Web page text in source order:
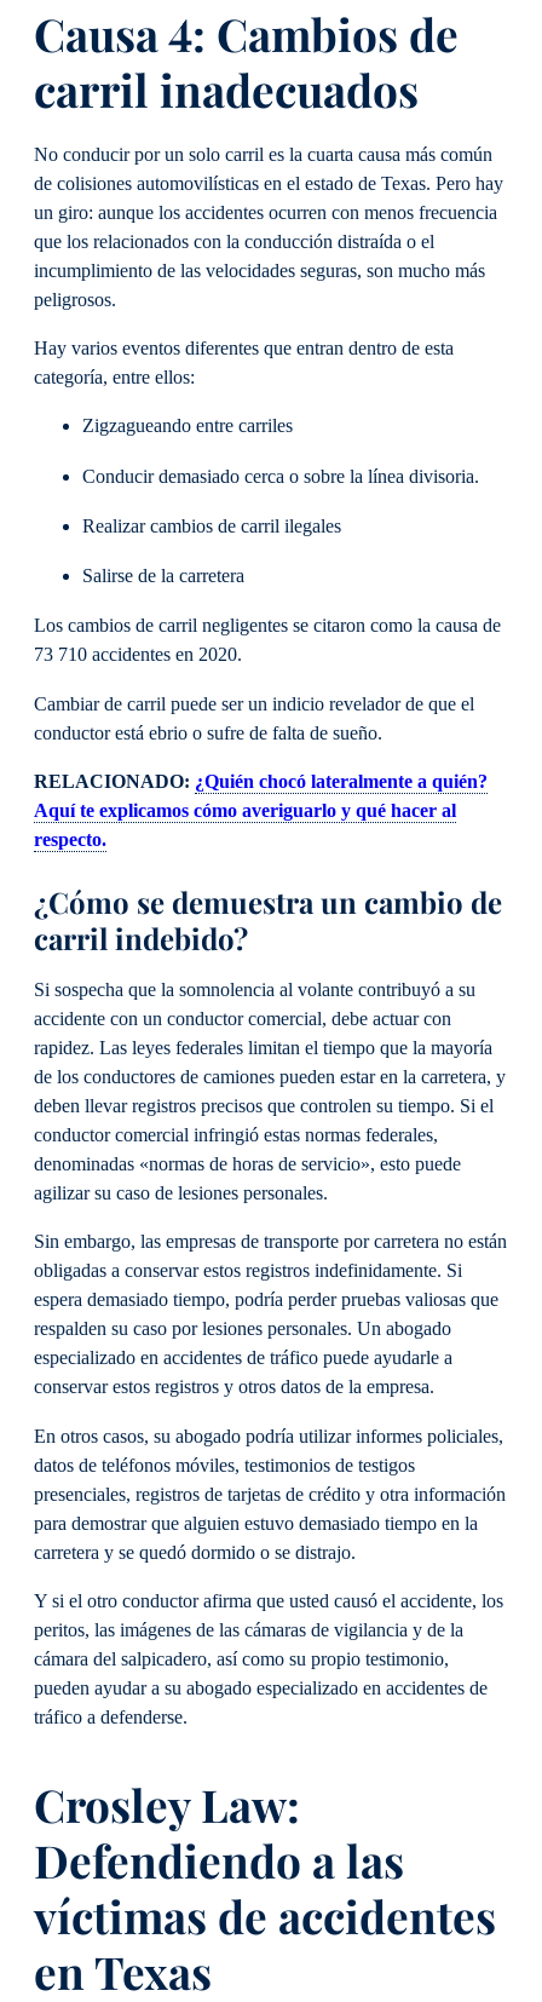
Causa 4: Cambios de
carril inadecuados
No conducir por un solo carril es la cuarta causa más común
de colisiones automovilísticas en el estado de Texas. Pero hay
un giro: aunque los accidentes ocurren con menos frecuencia
que los relacionados con la conducción distraída o el
incumplimiento de las velocidades seguras, son mucho más
peligrosos.
Hay varios eventos diferentes que entran dentro de esta
categoría, entre ellos:
Zigzagueando entre carriles
Conducir demasiado cerca o sobre la línea divisoria.
Realizar cambios de carril ilegales
Salirse de la carretera
Los cambios de carril negligentes se citaron como la causa de
73 710 accidentes en 2020.
Cambiar de carril puede ser un indicio revelador de que el
conductor está ebrio o sufre de falta de sueño.
RELACIONADO: ¿Quién chocó lateralmente a quién?
Aquí te explicamos cómo averiguarlo y qué hacer al
respecto.
¿Cómo se demuestra un cambio de
carril indebido?
Si sospecha que la somnolencia al volante contribuyó a su
accidente con un conductor comercial, debe actuar con
rapidez. Las leyes federales limitan el tiempo que la mayoría
de los conductores de camiones pueden estar en la carretera, y
deben llevar registros precisos que controlen su tiempo. Si el
conductor comercial infringió estas normas federales,
denominadas «normas de horas de servicio», esto puede
agilizar su caso de lesiones personales.
Sin embargo, las empresas de transporte por carretera no están
obligadas a conservar estos registros indefinidamente. Si
espera demasiado tiempo, podría perder pruebas valiosas que
respalden su caso por lesiones personales. Un abogado
especializado en accidentes de tráfico puede ayudarle a
conservar estos registros y otros datos de la empresa.
En otros casos, su abogado podría utilizar informes policiales,
datos de teléfonos móviles, testimonios de testigos
presenciales, registros de tarjetas de crédito y otra información
para demostrar que alguien estuvo demasiado tiempo en la
carretera y se quedó dormido o se distrajo.
Y si el otro conductor afirma que usted causó el accidente, los
peritos, las imágenes de las cámaras de vigilancia y de la
cámara del salpicadero, así como su propio testimonio,
pueden ayudar a su abogado especializado en accidentes de
tráfico a defenderse.
Crosley Law:
Defendiendo a las
víctimas de accidentes
en Texas